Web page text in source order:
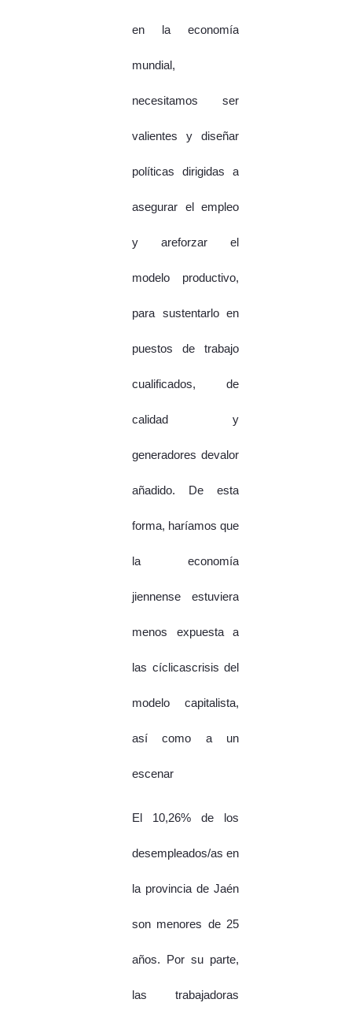
en la economía
mundial,
necesitamos ser
valientes y diseñar
políticas dirigidas a
asegurar el empleo
y areforzar el
modelo productivo,
para sustentarlo en
puestos de trabajo
cualificados, de
calidad y
generadores devalor
añadido. De esta
forma, haríamos que
la economía
jiennense estuviera
menos expuesta a
las cíclicascrisis del
modelo capitalista,
así como a un
escenar
El 10,26% de los
desempleados/as en
la provincia de Jaén
son menores de 25
años. Por su parte,
las trabajadoras